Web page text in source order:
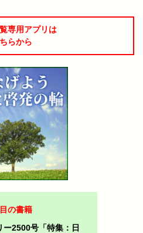
専用アプリは
らから
の書籍
ー2500号「特集：日